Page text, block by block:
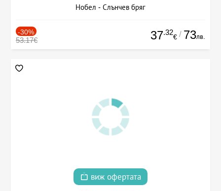
Нобел - Слънчев бряг
-30%
53.17€ 37.32
€ / 73лв.
виж офертата